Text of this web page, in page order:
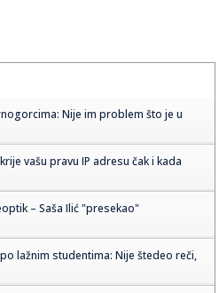
Nije im problem što je u
vašu pravu IP adresu čak i kada
– Saša Ilić "presekao"
lažnim studentima: Nije štedeo reči,